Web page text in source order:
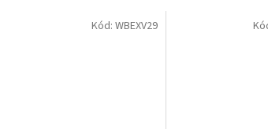
Kód: WBEXV29